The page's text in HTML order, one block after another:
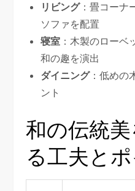
リビング：畳コーナ
ソファを配置
寝室 ：木製のローベ
和の趣を演出
ダイニング：低めの
ント
和の伝統
る工夫と